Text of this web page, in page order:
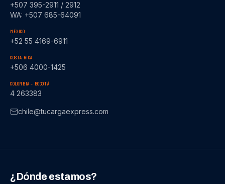
+507 395-2911 / 2912
WA: +507 685-64091
MÉXICO
+52 55 4169-6911
COSTA RICA
+506 4000-1425
COLOMBIA – BOGOTÁ
4 263383
chile@tucargaexpress.com
¿Dónde estamos?